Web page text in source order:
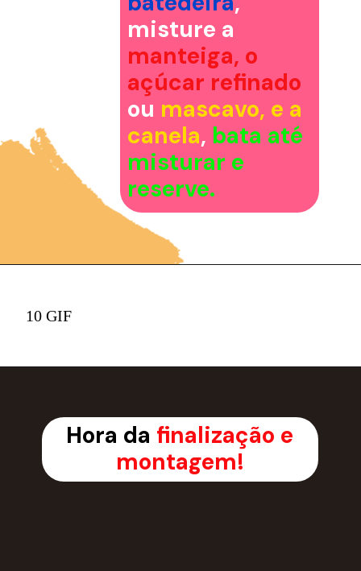
misture a
manteiga, o
açúcar refinado
ou mascavo, e a
canela, bata até
misturar e
reserve.
10 GIF
Hora da finalização e
montagem!